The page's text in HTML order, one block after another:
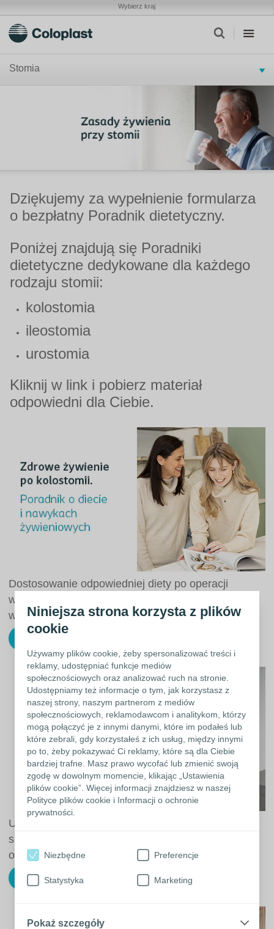
Niniejsza strona korzysta z plików
cookie
Używamy plików cookie, żeby spersonalizować treści i
reklamy, udostępniać funkcje mediów
społecznościowych oraz analizować ruch na stronie.
Udostępniamy też informacje o tym, jak korzystasz z
naszej strony, naszym partnerom z mediów
społecznościowych, reklamodawcom i analitykom, którzy
mogą połączyć je z innymi danymi, które im podałeś lub
które zebrali, gdy korzystałeś z ich usług, między innymi
po to, żeby pokazywać Ci reklamy, które są dla Ciebie
bardziej trafne. Masz prawo wycofać lub zmienić swoją
zgodę w dowolnym momencie, klikając „Ustawienia
plików cookie”. Więcej informacji znajdziesz w naszej
Polityce plików cookie i Informacji o ochronie
prywatności.
Niezbędne Preferencje
Statystyka Marketing
Pokaż szczegóły
Wybierz kraj
Stomia
Dziękujemy za wypełnienie formularza
o bezpłatny Poradnik dietetyczny.
Poniżej znajdują się Poradniki
dietetyczne dedykowane dla każdego
rodzaju stomii:
kolostomia
ileostomia
urostomia
Kliknij w link i pobierz materiał
odpowiedni dla Ciebie.
Dostosowanie odpowiedniej diety po operacji
wyłonienia kolostomii wpłynie na to, jak będą
wchłaniane składniki odżywcze.
Urostomia może wymagać dostosowania ilości
spożywanych płynów i zazwyczaj nie wymaga
ograniczania jakichkolwiek pokarmów.
Pobieram bezpłatny poradnik